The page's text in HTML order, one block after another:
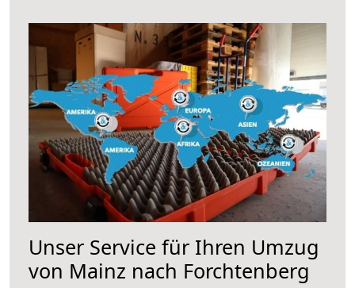
Unser Service für Ihren Umzug
von Mainz nach Forchtenberg